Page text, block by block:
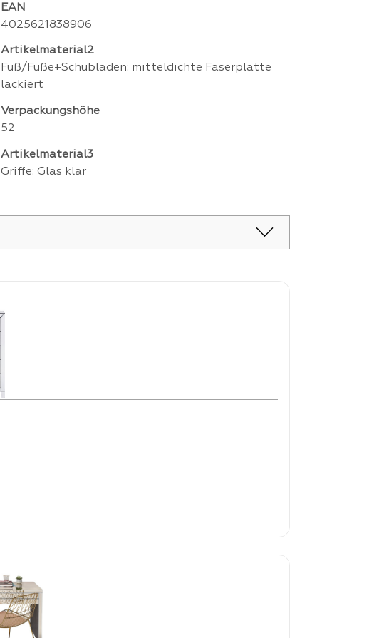
EAN
4025621838906
Artikelmaterial2
Fuß/Füße+Schubladen: mitteldichte Faserplatte
lackiert
Verpackungshöhe
52
Artikelmaterial3
Griffe: Glas klar